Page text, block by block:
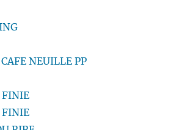
NEUILLE PP
FINIE
FINIE